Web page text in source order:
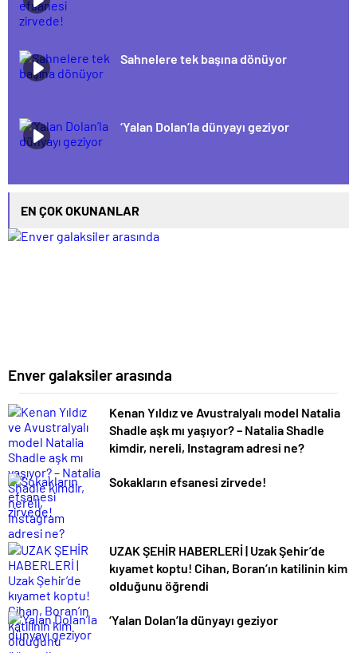
Sahnelere tek başına dönüyor
‘Yalan Dolan’la dünyayı geziyor
EN ÇOK OKUNANLAR
Enver galaksiler arasında
Kenan Yıldız ve Avustralyalı model Natalia
Shadle aşk mı yaşıyor? – Natalia Shadle
kimdir, nereli, Instagram adresi ne?
Sokakların efsanesi zirvede!
UZAK ŞEHİR HABERLERİ | Uzak Şehir’de
kıyamet koptu! Cihan, Boran’ın katilinin kim
olduğunu öğrendi
‘Yalan Dolan’la dünyayı geziyor